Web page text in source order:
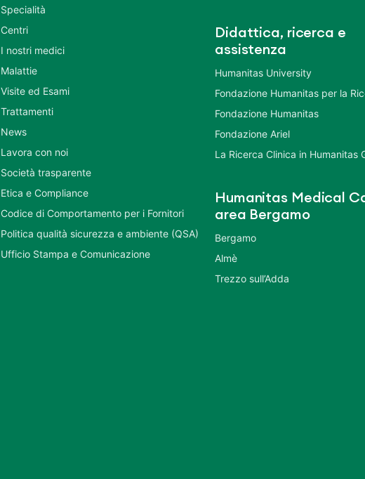
Specialità
Centri
I nostri medici
Malattie
Visite ed Esami
Trattamenti
News
Lavora con noi
Società trasparente
Etica e Compliance
Codice di Comportamento per i Fornitori
Politica qualità sicurezza e ambiente (QSA)
Ufficio Stampa e Comunicazione
Didattica, ricerca e
assistenza
Humanitas University
Fondazione Humanitas per la
Fondazione Humanitas
Fondazione Ariel
La Ricerca Clinica in Humanitas
Humanitas Medical
area Bergamo
Bergamo
Almè
Trezzo sull’Adda